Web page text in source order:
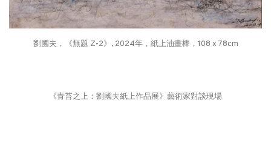
劉國夫，《無題 Z-2》, 2024年，紙上油畫棒，108 x 78cm
《青苔之上：劉國夫紙上作品展》藝術家對談現場